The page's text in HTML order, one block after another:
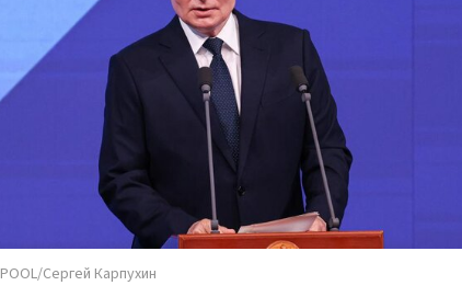
Сергей Карпухин